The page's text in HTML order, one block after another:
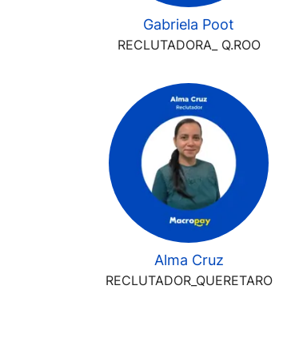
Gabriela Poot
RECLUTADORA_ Q.ROO
Alma Cruz
RECLUTADOR_QUERETARO